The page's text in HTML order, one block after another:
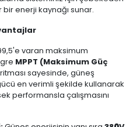
bir enerji kaynağı sunar.
varan maksimum
MPPT (Maksimum Güç
sayesinde, güneş
en verimli şekilde kullanarak
performansla çalışmasını